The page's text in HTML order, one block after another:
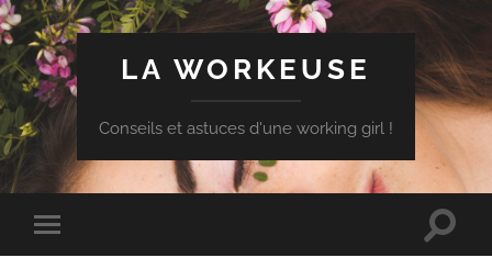
LA WORKEUSE
Conseils et astuces d'une working girl !
Toggle
mobile
Toggle